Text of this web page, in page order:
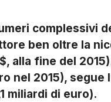
complessivi
ben oltre la
alla fine del
nel 2015), segue
miliardi di euro).